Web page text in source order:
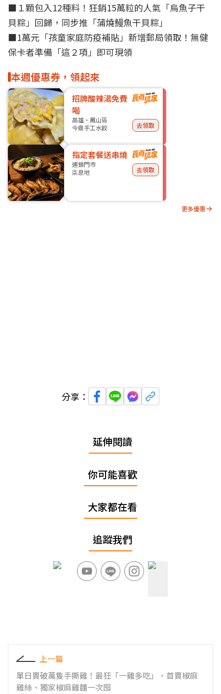
■１顆包入12種料！狂銷15萬粒的人氣「烏魚子干
貝粽」回歸，同步推「蒲燒鰻魚干貝粽」
■1萬元「孩童家庭防疫補貼」新增郵局領取！無健
保卡者準備「這２項」即可現領
本週優惠券，領起來
招牌酸辣湯免費
喝
高雄・鳳山區
今鼎手工水餃
去領取
指定套餐送串燒
連鎖門市
柒息地
去領取
更多優惠
分享：
延伸閱讀
你可能喜歡
大家都在看
追蹤我們
上一篇
單日賣破萬隻手撕雞！最狂「一雞多吃」，首賣椒麻
雞絲、獨家椒麻雞麵一次囤